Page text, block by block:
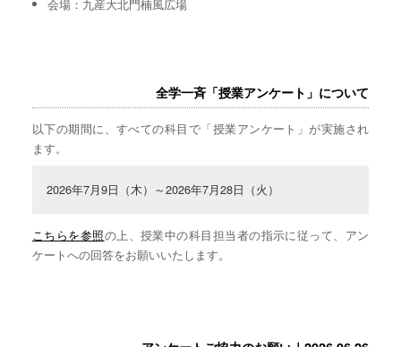
会場：九産大北門楠風広場
全学一斉「授業アンケート」について
以下の期間に、すべての科目で「授業アンケート」が実施され
ます。
2026年7月9日（木）～2026年7月28日（火）
こちらを参照の上、授業中の科目担当者の指示に従って、アン
ケートへの回答をお願いいたします。